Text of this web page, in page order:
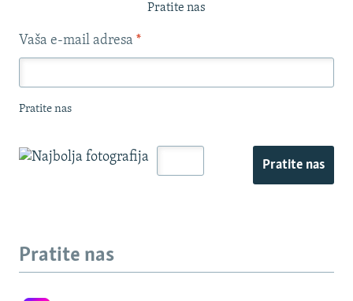
Pratite nas
Vaša e-mail adresa *
Pratite nas
Pratite nas
Pratite nas